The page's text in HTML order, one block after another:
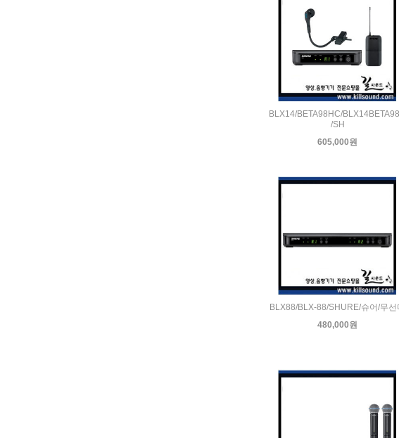
BLX14/BETA98HC/
/SH
605,000원
BLX88/BLX-88/SHURE/슈어/무선
480,000원